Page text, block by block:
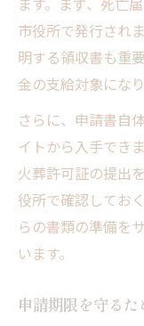
市役所で発行され
明する領収書も重
金の支給対象にな
さらに、申請書自
イトから入手でき
火葬許可証の提出
役所で確認してお
らの書類の準備を
います。
申請期限を守るた